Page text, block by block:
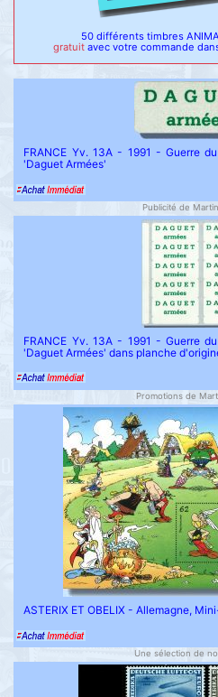
50 différents timbres
gratuit avec votre commande
FRANCE Yv. 13A - 1991 - Guerre
'Daguet Armées'
Publicité de
FRANCE Yv. 13A - 1991 - Guerre
'Daguet Armées' dans planche
Promotions de
ASTERIX ET OBELIX - Allemagne,
Une sélection de